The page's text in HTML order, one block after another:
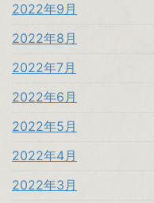
2022年9月
2022年8月
2022年7月
2022年6月
2022年5月
2022年4月
2022年3月